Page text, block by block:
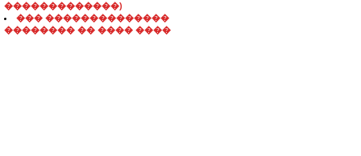
�������������)
��� ��������������
�������� �� ���� ����